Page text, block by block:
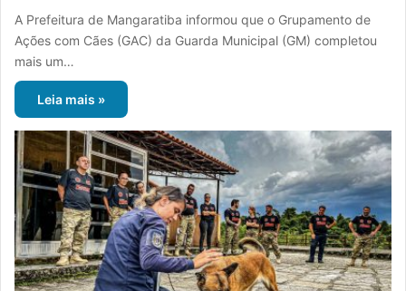
A Prefeitura de Mangaratiba informou que o Grupamento de
Ações com Cães (GAC) da Guarda Municipal (GM) completou
mais um…
Leia mais »